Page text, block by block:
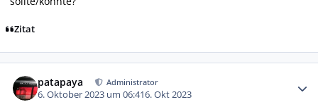
Zitat
patapaya Administrator
6. Oktober 2023 um 06:416. Okt 2023